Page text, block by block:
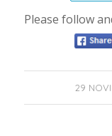
Please follow
29